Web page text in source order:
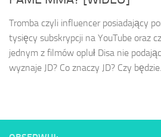
Tromba czyli influencer posiadający
tysięcy subskrypcji na YouTube oraz
jednym z filmów opluł Disa nie
wyznaje JD? Co znaczy JD? Czy